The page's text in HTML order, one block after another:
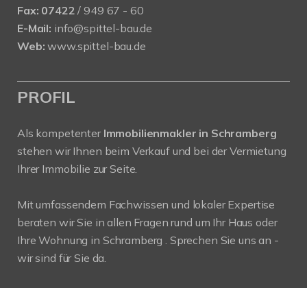
Fax: 07422 / 949 67 - 60
E-Mail: info@spittel-bau.de
Web: www.spittel-bau.de
PROFIL
Als kompetenter Immobilienmakler in Schramberg
stehen wir Ihnen beim Verkauf und bei der Vermietung
Ihrer Immobilie zur Seite.
Mit umfassendem Fachwissen und lokaler Expertise
beraten wir Sie in allen Fragen rund um Ihr Haus oder
Ihre Wohnung in Schramberg . Sprechen Sie uns an -
wir sind für Sie da.